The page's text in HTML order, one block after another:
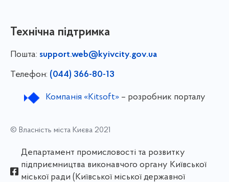
Технічна підтримка
Пошта: support.web@kyivcity.gov.ua
Телефон: (044) 366-80-13
Компанія «Kitsoft»– розробник порталу
© Власність міста Києва 2021
Департамент промисловості та розвитку
підприємництва виконавчого органу Київської
міської ради (Київської міської державної